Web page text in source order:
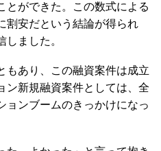
とができた。この数式による
割安だという結論が得られ
ました。
あり、この融資案件は成立
ン新規融資案件としては、全
ョンブームのきっかけになっ